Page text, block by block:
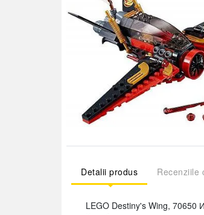
Detalii produs Recenziile
LEGO Destiny's Wing, 70650